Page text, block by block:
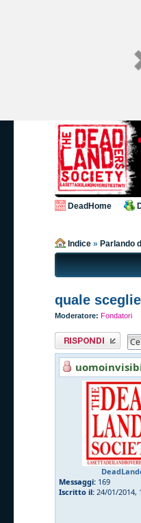
DeadHome
Indice » Parlando
quale
Moderatore: Fondatori
Rispondi al
messaggio
Messaggi: 169
Iscritto il: 24/01/2014,